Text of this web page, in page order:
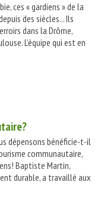
ces « gardiens » de la
des siècles... Ils
dans la Drôme,
L’équipe qui est en
dépensons bénéficie-t-il
communautaire,
Baptiste Martin,
durable, a travaillé aux